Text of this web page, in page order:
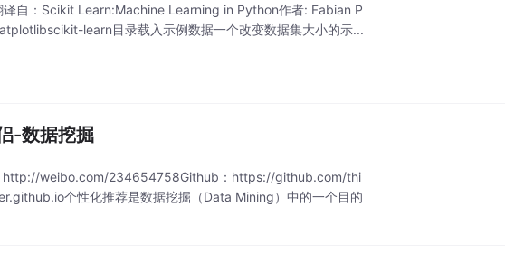
自：Scikit Learn:Machine Learning in Python作者: Fabian P
learn目录载入示例数据一个改变数据集大小的示...
-数据挖掘
http://weibo.com/234654758Github：https://github.com/thi
个性化推荐是数据挖掘（Data Mining）中的一个目的